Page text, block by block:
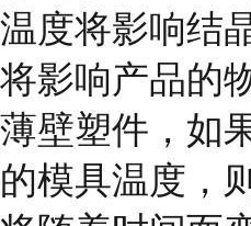
温度将影响结
将影响产品的
薄壁塑件，如
的模具温度，